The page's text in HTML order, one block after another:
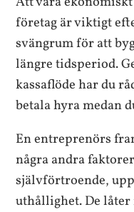
företag är viktigt
svängrum för att
längre tidsperiod.
kassaflöde har du
betala hyra medan
En entreprenörs
några andra
självförtroende,
uthållighet. De